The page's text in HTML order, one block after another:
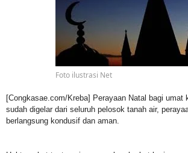
Foto ilustrasi Net
[Congkasae.com/Kreba] Perayaan Natal bagi umat
sudah digelar dari seluruh pelosok tanah air,
berlangsung kondusif dan aman.